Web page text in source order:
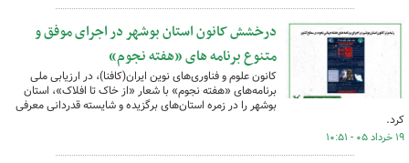
درخشش کانون استان بوشهر در اجرای موفق و
متنوع برنامه های «هفته نجوم»
کانون علوم و فناوری‌های نوین ایران(کافنا)، در ارزیابی ملی
برنامه‌های «هفته نجوم» با شعار «از خاک تا افلاک»، استان
بوشهر را در زمره استان‌های برگزیده و شایسته قدردانی معرفی
کرد.
۱۹ خرداد ۰۵ - ۱۰:۵۱